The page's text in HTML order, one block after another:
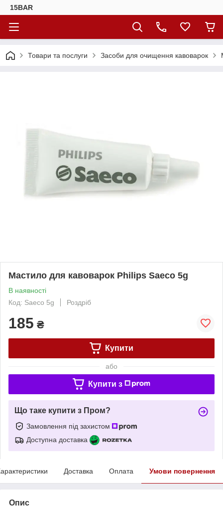
15BAR
Товари та послуги Засоби для очищення кавоварок
Мастило для кавоварок Philips Saeco 5g
В наявності
Код: Saeco 5g
Роздріб
185 ₴
Купити
або
Купити з
Що таке купити з Пром?
Замовлення під захистом
Доступна доставка
Доставка Оплата Умови повернення
Опис